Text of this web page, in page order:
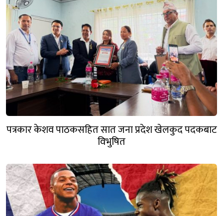
पत्रकार केशव पाठकसहित सात जना प्रदेश खेलकुद पदकबाट
विभुषित